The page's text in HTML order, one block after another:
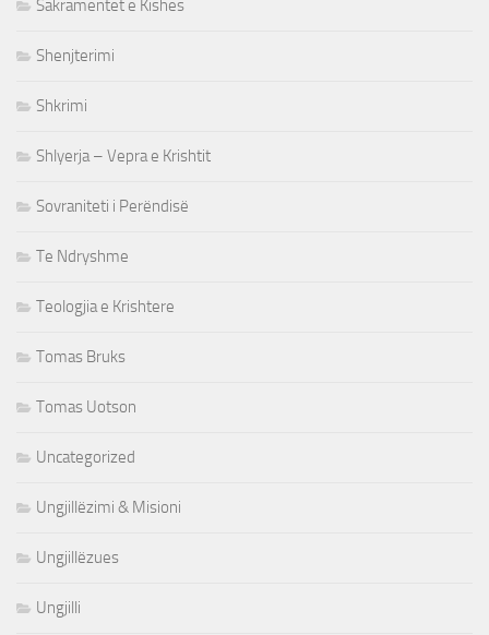
Sakramentet e Kishes
Shenjterimi
Shkrimi
Shlyerja – Vepra e Krishtit
Sovraniteti i Perëndisë
Te Ndryshme
Teologjia e Krishtere
Tomas Bruks
Tomas Uotson
Uncategorized
Ungjillëzimi & Misioni
Ungjillëzues
Ungjilli